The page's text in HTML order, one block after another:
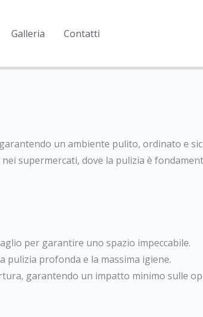
Galleria Contatti
un ambiente pulito, ordinato e
supermercati, dove la pulizia è
per garantire uno spazio impeccabile.
profonda e la massima igiene.
garantendo un impatto minimo sulle